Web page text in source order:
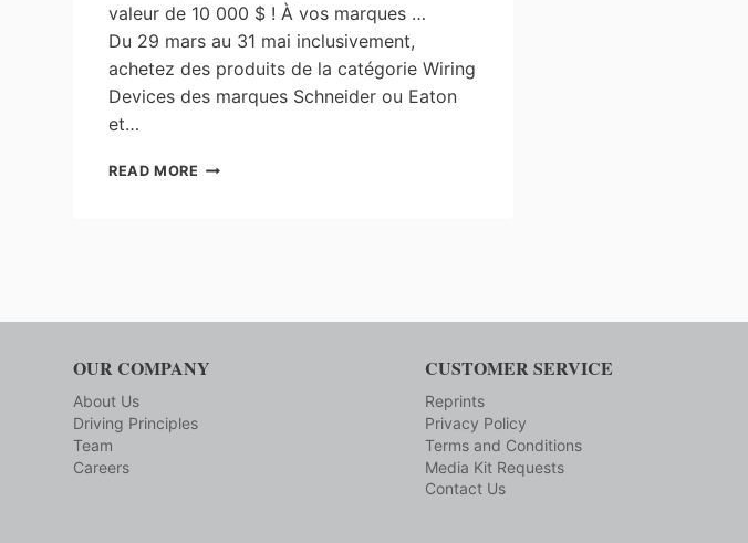
valeur de 10 000 $ ! À vos marques …
Du 29 mars au 31 mai inclusivement,
achetez des produits de la catégorie Wiring
Devices des marques Schneider ou Eaton
et…
READ MORE GUILLEVIN
VRAI
OUR COMPANY
About Us
Driving Principles
Team
Careers
CUSTOMER SERVICE
Reprints
Privacy Policy
Terms and Conditions
Media Kit Requests
Contact Us